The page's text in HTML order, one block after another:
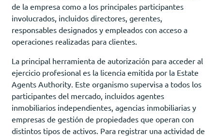
de la empresa como a los principales participantes
involucrados, incluidos directores, gerentes,
responsables designados y empleados con acceso a
operaciones realizadas para clientes.
La principal herramienta de autorización para acceder al
ejercicio profesional es la licencia emitida por la Estate
Agents Authority. Este organismo supervisa a todos los
participantes del mercado, incluidos agentes
inmobiliarios independientes, agencias inmobiliarias y
empresas de gestión de propiedades que operan con
distintos tipos de activos. Para registrar una actividad de